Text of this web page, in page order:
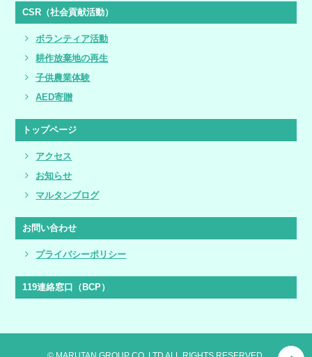
CSR（社会貢献活動）
ボランティア活動
耕作放棄地の再生
子供農業体験
AED寄贈
トップページ
アクセス
お知らせ
マルタンブログ
お問い合わせ
プライバシーポリシー
119連絡窓口（BCP）